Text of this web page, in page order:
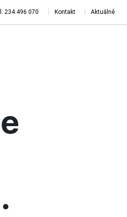
234 496 070 Kontakt Aktuálně